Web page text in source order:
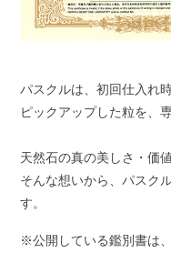
パスクルは、初回仕入れ
ピックアップした粒を、
天然石の真の美しさ・価
そんな想いから、パスク
す。
※公開している鑑別書は